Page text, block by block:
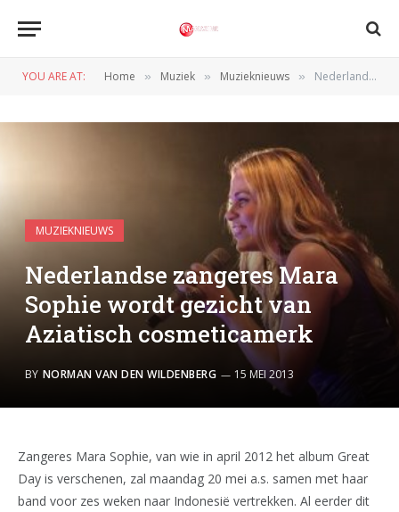
YOU ARE AT: Home » Muziek » Muzieknieuws » Nederlandse zangeres Mara Sophie wordt gezicht van Aziatisch cosmeticamerk
MUZIEKNIEUWS
Nederlandse zangeres Mara
Sophie wordt gezicht van
Aziatisch cosmeticamerk
BY NORMAN VAN DEN WILDENBERG 15 MEI 2013
Zangeres Mara Sophie, van wie in april 2012 het album Great
Day is verschenen, zal maandag 20 mei a.s. samen met haar
band voor zes weken naar Indonesië vertrekken. Al eerder dit